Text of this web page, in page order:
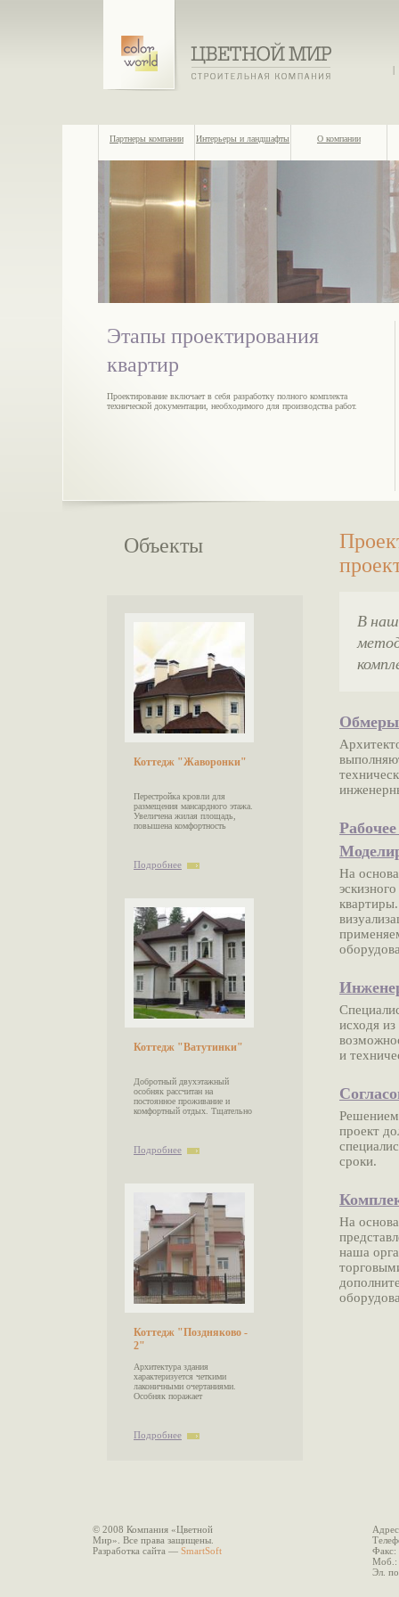
|
О компании
Интерьеры и ландшафты
Партнеры компании
Этапы проектирования
квартир
Проектирование включает в себя разработку полного комплекта
технической документации, необходимого для производства работ.
Объекты
Коттедж "Жаворонки"
Перестройка кровли для
размещения мансардного этажа.
Увеличена жилая площадь,
повышена комфортность
Подробнее
Коттедж "Ватутинки"
Добротный двухэтажный
особняк рассчитан на
постоянное проживание и
комфортный отдых. Тщательно
Подробнее
Коттедж "Поздняково -
2"
Архитектура здания
характеризуется четкими
лаконичными очертаниями.
Особняк поражает
Подробнее
В
Обмеры
На
исходя
и
проект
сроки.
На
наша
© 2008 Компания «Цветной
Мир». Все права защищены.
Разработка сайта — SmartSoft
Эл.